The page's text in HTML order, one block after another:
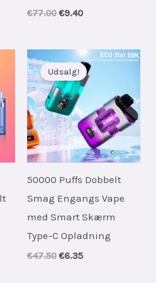
€77.00 Original
€77.00.
€9.40Current
€9.40.
Udsalg!
50000 Puffs Dobbelt
Smag Engangs Vape
med Smart Skærm
Type-C Opladning
€47.50 Original
€6.35Current